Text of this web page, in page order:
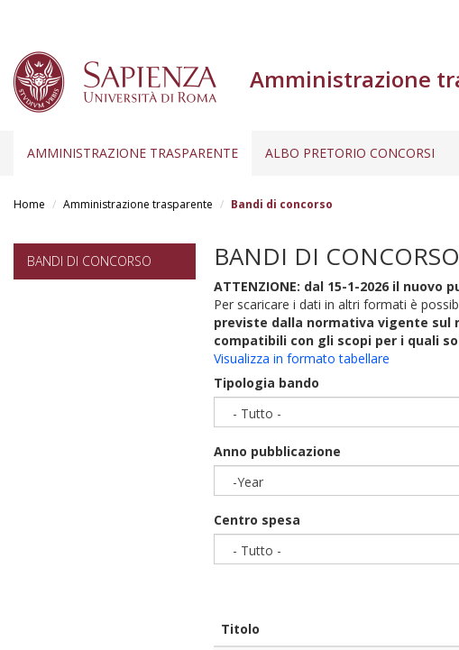
Amministrazione
AMMINISTRAZIONE TRASPARENTE ALBO PRETORIO CONCORSI
Home Amministrazione trasparente Bandi di concorso
BANDI DI CONCORSO BANDI DI CONCORSO
ATTENZIONE: dal 15-1-2026 il
Per scaricare i dati in altri formati è
previste dalla normativa vigente sul
compatibili con gli scopi per i quali
Visualizza in formato tabellare
Tipologia bando
- Tutto -
Anno pubblicazione
-Year
Centro spesa
- Tutto -
Titolo